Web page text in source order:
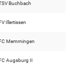
Buchbach
Illertissen
Memmingen
Augsburg II